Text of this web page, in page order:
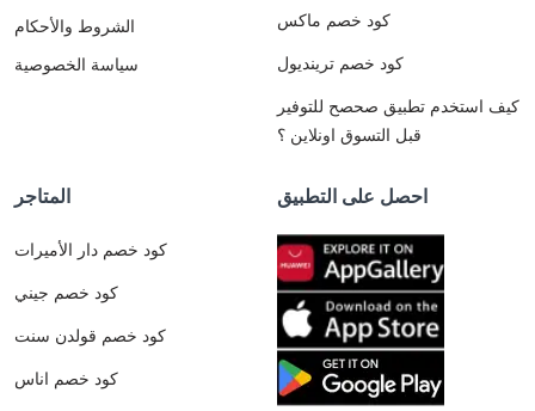
الشروط والأحكام
سياسة الخصوصية
كود خصم ماكس
كود خصم ترينديول
كيف استخدم تطبيق صحصح للتوفير
قبل التسوق اونلاين ؟
المتاجر
كود خصم دار الأميرات
كود خصم جيني
كود خصم قولدن سنت
كود خصم اناس
احصل على التطبيق